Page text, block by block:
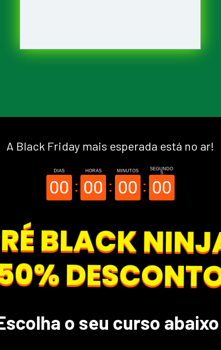
o seu curso
BLACK
A Black Friday mais esperada está no ar!
DIAS HORAS MINUTOS
SEGUNDO
S
00 00 00 00